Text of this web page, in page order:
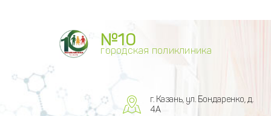
№10
городская поликлиника
г. Казань, ул. Бондаренко, д.
4А